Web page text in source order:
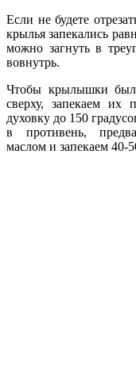
Если не будете
крылья запекались
можно загнуть в
вовнутрь.
Чтобы крылышки
сверху, запекаем их
духовку до 150
в противень,
маслом и запекаем 40-